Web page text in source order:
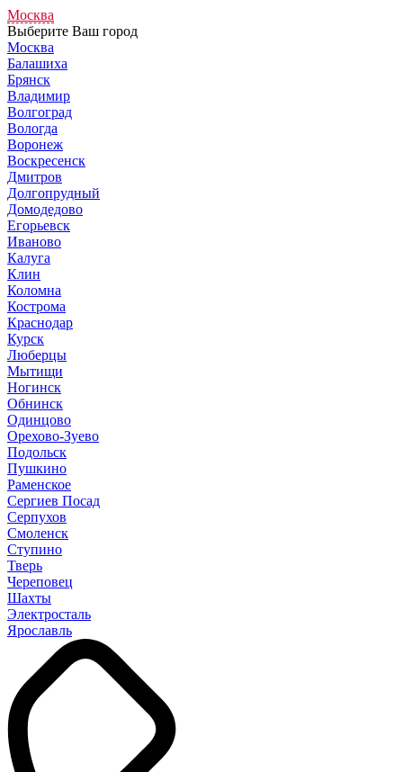
Москва
Выберите Ваш город
Москва
Балашиха
Брянск
Владимир
Волгоград
Вологда
Воронеж
Воскресенск
Дмитров
Долгопрудный
Домодедово
Егорьевск
Иваново
Калуга
Клин
Коломна
Кострома
Краснодар
Курск
Люберцы
Мытищи
Ногинск
Обнинск
Одинцово
Орехово-Зуево
Подольск
Пушкино
Раменское
Сергиев Посад
Серпухов
Смоленск
Ступино
Тверь
Череповец
Шахты
Электросталь
Ярославль